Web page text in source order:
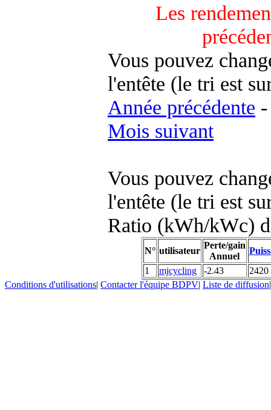
Les
Vous pouvez
l'entête (le tri est
Année précédente -
Mois suivant
Vous pouvez
l'entête (le tri est
Ratio (kWh/kWc)
N° utilisateur
Perte/gain
Annuel
1
mjcycling -2.43
2420
Conditions d'utilisations| Contacter l'équipe BDPV| Liste de diffusion